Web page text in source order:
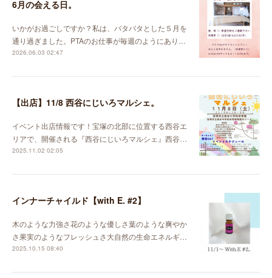
6月の会える日。
いかがお過ごしですか？私は、バタバタとした５月を
通り過ぎました。PTAのお仕事が毎週のようにあり…
2026.06.03 02:47
【出店】11/8 西谷にじいろマルシェ。
イベント出店情報です！宝塚の北部に位置する西谷エ
リアで、開催される『西谷にじいろマルシェ』西谷…
2025.11.02 02:05
インナーチャイルド【with E. #2】
木のような力強さ花のような優しさ葉のような爽やか
さ果実のようなフレッシュさ大自然の生命エネルギ…
2025.10.15 08:40